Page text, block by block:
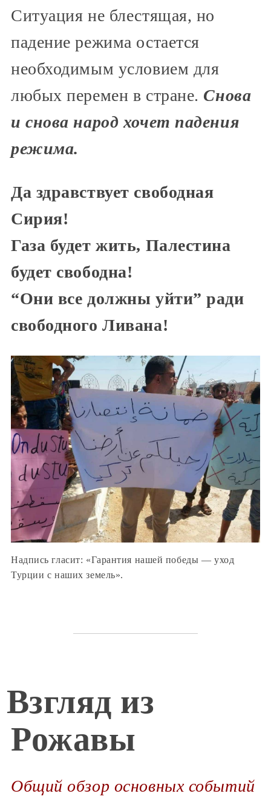
Ситуация не блестящая, но
падение режима остается
необходимым условием для
любых перемен в стране. Снова
и снова народ хочет падения
режима.
Да здравствует свободная
Сирия!
Газа будет жить, Палестина
будет свободна!
“Они все должны уйти” ради
свободного Ливана!
Надпись гласит: «Гарантия нашей победы — уход
Турции с наших земель».
Взгляд из
Рожавы
Общий обзор основных событий